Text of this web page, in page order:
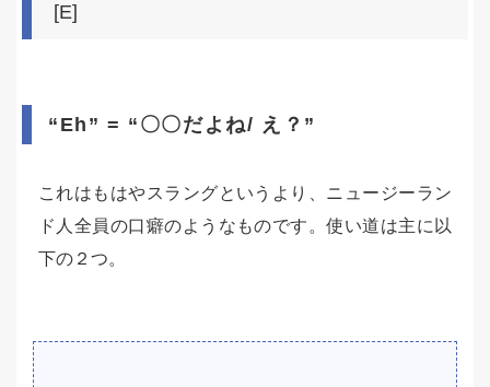
[E]
“Eh” = “〇〇だよね/ え？”
これはもはやスラングというより、ニュージーラン
ド人全員の口癖のようなものです。使い道は主に以
下の２つ。